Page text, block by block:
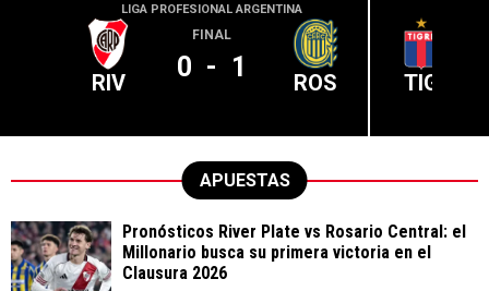
LIGA PROFESIONAL ARGENTINA
RIV
FINAL
0 - 1 ROS TIG
APUESTAS
Pronósticos River Plate vs Rosario Central: el
Millonario busca su primera victoria en el
Clausura 2026